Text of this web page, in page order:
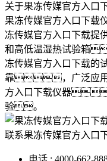
关于果冻传媒官方入口
果冻传媒官方入口下
冻传媒官方入口下载提
和高低温湿热试验箱
冻传媒官方入口下载
靠，广泛应用
方入口下载仪器
验。
联系果冻传媒官方入口